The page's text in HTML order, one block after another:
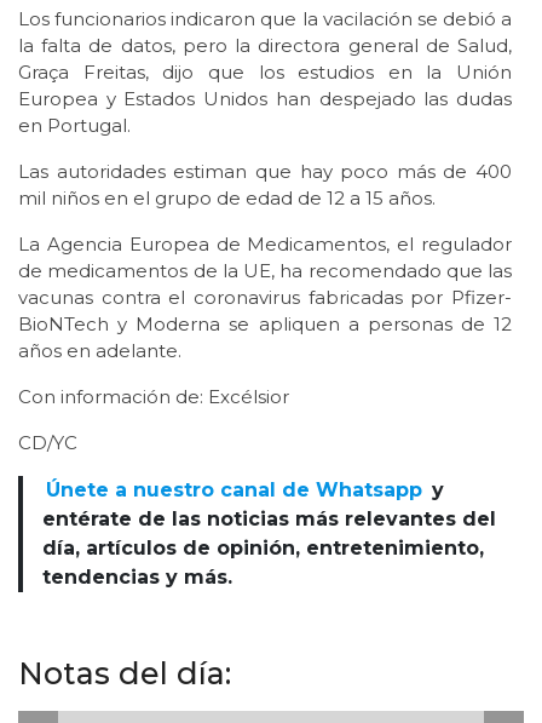
Los funcionarios indicaron que la vacilación se debió a
la falta de datos, pero la directora general de Salud,
Graça Freitas, dijo que los estudios en la Unión
Europea y Estados Unidos han despejado las dudas
en Portugal.
Las autoridades estiman que hay poco más de 400
mil niños en el grupo de edad de 12 a 15 años.
La Agencia Europea de Medicamentos, el regulador
de medicamentos de la UE, ha recomendado que las
vacunas contra el coronavirus fabricadas por Pfizer-
BioNTech y Moderna se apliquen a personas de 12
años en adelante.
Con información de: Excélsior
CD/YC
Únete a nuestro canal de Whatsapp y
entérate de las noticias más relevantes del
día, artículos de opinión, entretenimiento,
tendencias y más.
Notas del día: